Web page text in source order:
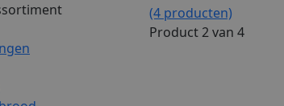
(4 producten)
Product 2 van 4